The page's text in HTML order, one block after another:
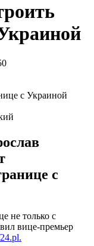
с
не только с
вице-премьер